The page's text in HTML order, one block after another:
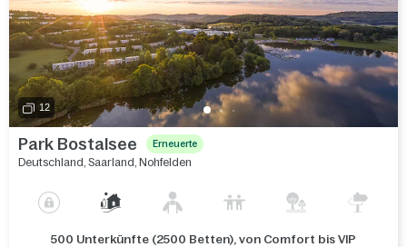
12
Park Bostalsee Erneuerte
Deutschland, Saarland, Nohfelden
500 Unterkünfte (2500 Betten), von Comfort bis VIP